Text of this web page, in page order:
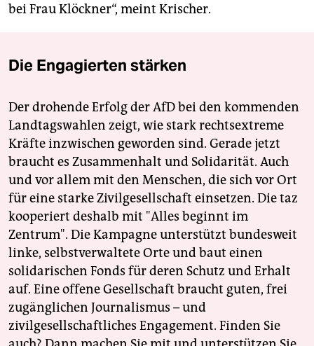
bei Frau Klöckner“, meint Krischer.
Die Engagierten stärken
Der drohende Erfolg der AfD bei den kommenden
Landtagswahlen zeigt, wie stark rechtsextreme
Kräfte inzwischen geworden sind. Gerade jetzt
braucht es Zusammenhalt und Solidarität. Auch
und vor allem mit den Menschen, die sich vor Ort
für eine starke Zivilgesellschaft einsetzen. Die taz
kooperiert deshalb mit "Alles beginnt im
Zentrum". Die Kampagne unterstützt bundesweit
linke, selbstverwaltete Orte und baut einen
solidarischen Fonds für deren Schutz und Erhalt
auf. Eine offene Gesellschaft braucht guten, frei
zugänglichen Journalismus – und
zivilgesellschaftliches Engagement. Finden Sie